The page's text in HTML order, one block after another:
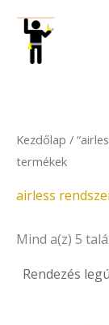
content
Kezdőlap /
termékek
airless
Mind a(z) 5